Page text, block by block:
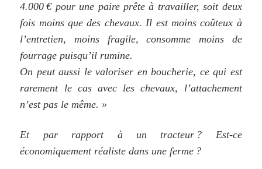
4.000 € pour une paire prête à travailler, soit deux
fois moins que des chevaux. Il est moins coûteux à
l’entretien, moins fragile, consomme moins de
fourrage puisqu’il rumine.
On peut aussi le valoriser en boucherie, ce qui est
rarement le cas avec les chevaux, l’attachement
n’est pas le même. »
Et par rapport à un tracteur ? Est-ce
économiquement réaliste dans une ferme ?